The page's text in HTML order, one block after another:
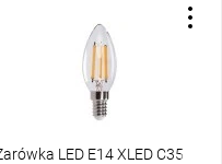
LED E14 XLED C35